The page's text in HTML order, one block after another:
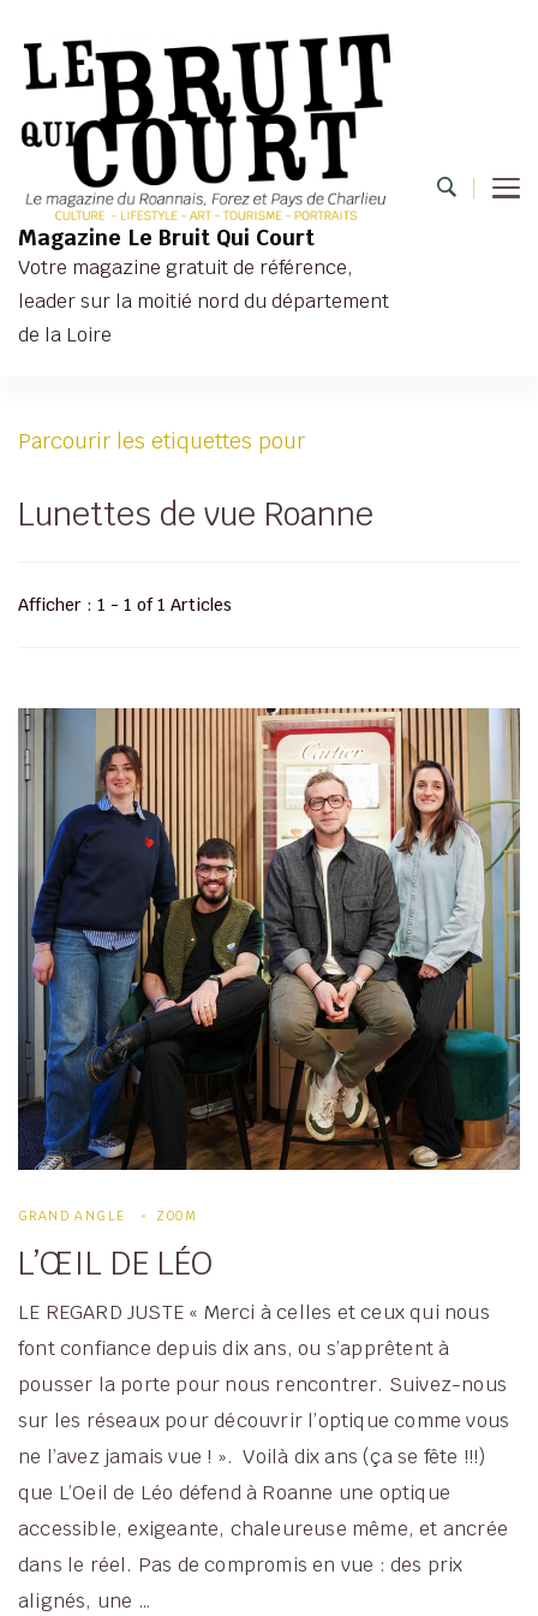
Magazine Le Bruit Qui Court
Votre magazine gratuit de référence,
leader sur la moitié nord du département
de la Loire
Parcourir les etiquettes pour
Lunettes de vue Roanne
Afficher : 1 - 1 of 1 Articles
GRAND ANGLE ZOOM
L’ŒIL DE LÉO
LE REGARD JUSTE « Merci à celles et ceux qui nous
font confiance depuis dix ans, ou s’apprêtent à
pousser la porte pour nous rencontrer. Suivez-nous
sur les réseaux pour découvrir l’optique comme vous
ne l’avez jamais vue ! ». Voilà dix ans (ça se fête !!!)
que L’Oeil de Léo défend à Roanne une optique
accessible, exigeante, chaleureuse même, et ancrée
dans le réel. Pas de compromis en vue : des prix
alignés, une …